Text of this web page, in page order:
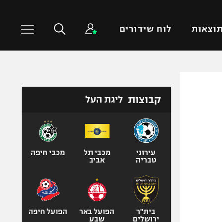
תוצאות לוח שידורים
טניס
כדורעף
ספורט אולימפי
קבוצות ליגת העל
עירוני
טבריה
מכבי תל
אביב
מכבי חיפה
בית"ר
ירושלים
הפועל באר
שבע
הפועל חיפה